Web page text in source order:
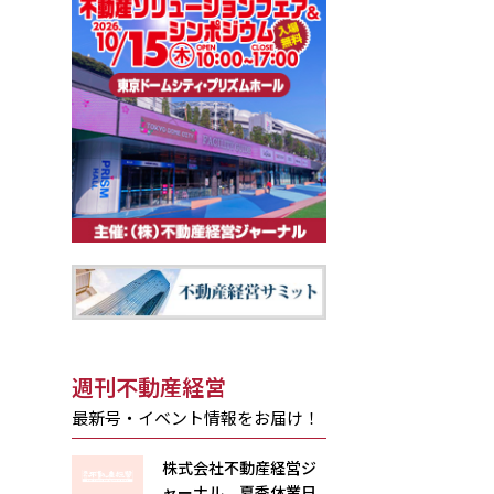
週刊不動産経営
最新号・イベント情報をお届け！
株式会社不動産経営ジ